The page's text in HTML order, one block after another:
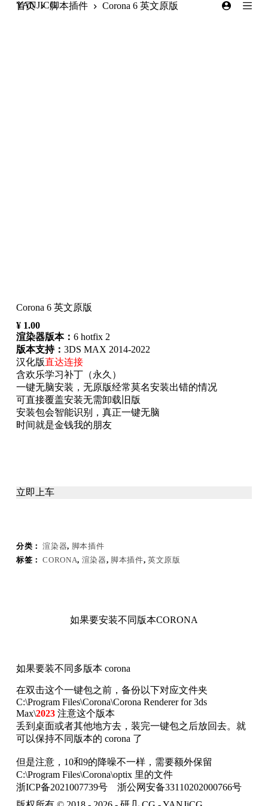
跳
YANJICG
首页 脚本插件 Corona 6 英文原版
Corona 6 英文原版
¥1.00
渲染器版本： 6 hotfix 2
版本支持： 3DS MAX 2014-2022
汉化版直达连接
含欢乐学习补丁（永久）
一键无脑安装，无原版经常莫名安装出错的情况
可直接覆盖安装无需卸载旧版
安装包会智能识别，真正一键无脑
时间就是金钱我的朋友
立即上车
分类：渲染器, 脚本插件
标签：CORONA, 渲染器, 脚本插件, 英文原版
如果要安装不同版本CORONA
如果要装不同多版本 corona
在双击这个一键包之前，备份以下对应文件夹
C:\Program Files\Corona\Corona Renderer for 3ds
Max\2023注意这个版本
丢到桌面或者其他地方去，装完一键包之后放回去。就
可以保持不同版本的 corona 了
但是注意，10和9的降噪不一样，需要额外保留
C:\Program Files\Corona\optix 里的文件
浙ICP备2021007739号
浙公网安备33110202000766号